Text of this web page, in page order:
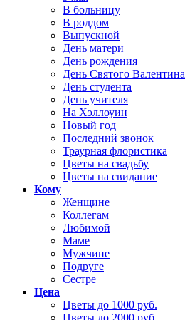
В больницу
В роддом
Выпускной
День матери
День рождения
День Святого Валентина
День студента
День учителя
На Хэллоуин
Новый год
Последний звонок
Траурная флористика
Цветы на свадьбу
Цветы на свидание
Кому
Женщине
Коллегам
Любимой
Маме
Мужчине
Подруге
Сестре
Цена
Цветы до 1000 руб.
Цветы до 2000 руб.